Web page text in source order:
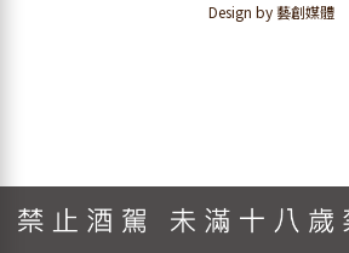
Design by 藝創媒體